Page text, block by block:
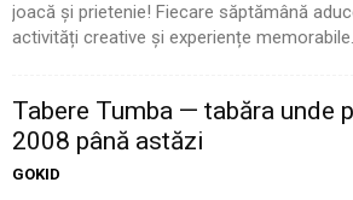
joacă și prietenie! Fiecare săptămână
activități creative și experiențe
Tabere Tumba — tabăra unde
2008 până astăzi
GOKID